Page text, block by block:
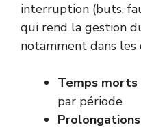
interruption (buts,
qui rend la gestion
notamment dans les
Temps morts
par période
Prolongations